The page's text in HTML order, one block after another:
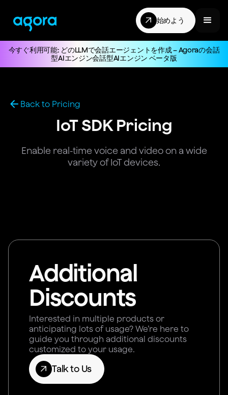
始めよう
今すぐ利用可能: どのLLMで会話エージェントを作成 – Agoraの会話
型AIエンジン会話型AIエンジン ベータ版
Back to Pricing
IoT SDK Pricing
Enable real-time voice and video on a wide
variety of IoT devices.
Additional
Discounts
Interested in multiple products or
anticipating lots of usage? We’re here to
guide you through additional discounts
customized to your usage.
Talk to Us